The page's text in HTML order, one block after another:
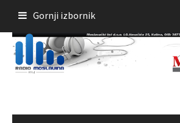
sadržaja
Gornji izbornik